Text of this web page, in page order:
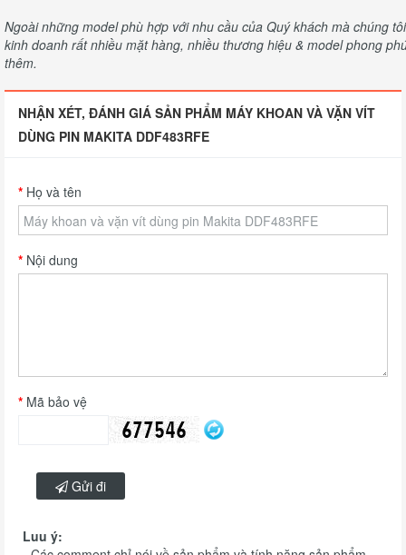
Ngoài những model phù hợp với nhu cầu của Quý khách mà chúng
kinh doanh rất nhiều mặt hàng, nhiều thương hiệu & model phong
thêm.
NHẬN XÉT, ĐÁNH GIÁ SẢN PHẨM MÁY KHOAN VÀ VẶN VÍT
DÙNG PIN MAKITA DDF483RFE
Họ và tên
Nội dung
Mã bảo vệ
Gửi đi
Luu ý: